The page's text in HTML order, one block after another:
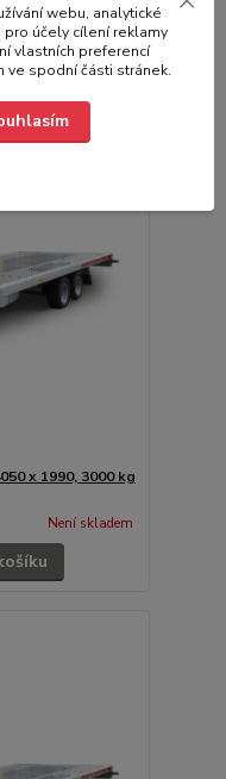
Není skladem
x 1990, 3000 kg
Není skladem
webu, analytické
účely cílení reklamy
vlastních preferencí
ve spodní části stránek.